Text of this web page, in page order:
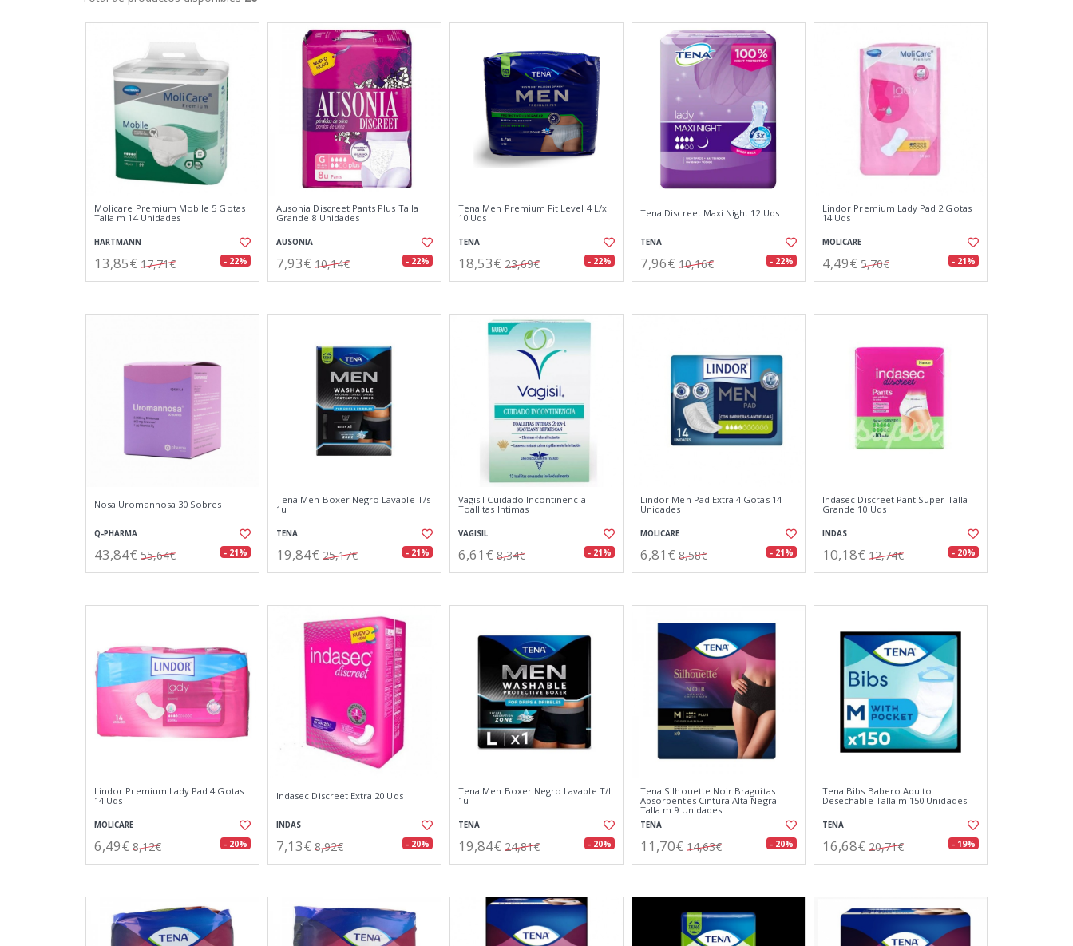
Molicare Premium Mobile 5 Gotas
Talla m 14 Unidades
HARTMANN
13,85€ 17,71€ - 22%
Ausonia Discreet Pants Plus Talla
Grande 8 Unidades
AUSONIA
7,93€ 10,14€ - 22%
Tena Men Premium Fit Level 4 L/xl
10 Uds
TENA
18,53€ 23,69€ - 22%
Tena Discreet Maxi Night 12 Uds
TENA
7,96€ 10,16€ - 22%
Lindor Premium Lady Pad 2 Gotas
14 Uds
MOLICARE
4,49€ 5,70€ - 21%
Nosa Uromannosa 30 Sobres
Q-PHARMA
43,84€ 55,64€ - 21%
Tena Men Boxer Negro Lavable T/s
1u
TENA
19,84€ 25,17€ - 21%
Vagisil Cuidado Incontinencia
Toallitas Intimas
VAGISIL
6,61€ 8,34€ - 21%
Lindor Men Pad Extra 4 Gotas 14
Unidades
MOLICARE
6,81€ 8,58€ - 21%
Indasec Discreet Pant Super Talla
Grande 10 Uds
INDAS
10,18€ 12,74€ - 20%
Lindor Premium Lady Pad 4 Gotas
14 Uds
MOLICARE
6,49€ 8,12€ - 20%
Indasec Discreet Extra 20 Uds
INDAS
7,13€ 8,92€ - 20%
Tena Men Boxer Negro Lavable T/l
1u
TENA
19,84€ 24,81€ - 20%
Tena Silhouette Noir Braguitas
Absorbentes Cintura Alta Negra
Talla m 9 Unidades
TENA
11,70€ 14,63€ - 20%
Tena Bibs Babero Adulto
Desechable Talla m 150 Unidades
TENA
16,68€ 20,71€ - 19%